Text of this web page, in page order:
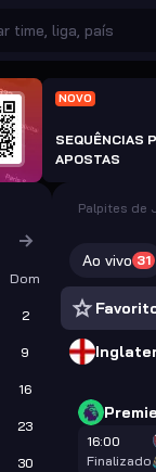
NOVO
SEQUÊNCIAS
APOSTAS
Dom
2
9
16
23
30
Palpites de
Ao vivo 31
16:00
Finalizado